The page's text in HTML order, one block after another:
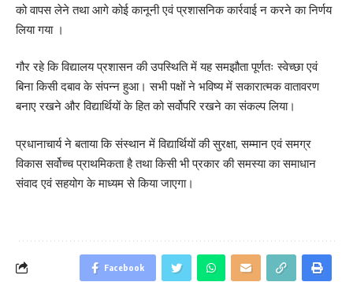
को वापस लेने तथा आगे कोई कानूनी एवं प्रशासनिक कार्रवाई न करने का निर्णय
लिया गया ।
गौर रहे कि विद्यालय प्रशासन की उपस्थिति में यह समझौता पूर्णतः स्वेच्छा एवं
बिना किसी दबाव के संपन्न हुआ। सभी पक्षों ने भविष्य में सकारात्मक वातावरण
बनाए रखने और विद्यार्थियों के हित को सर्वोपरि रखने का संकल्प लिया।
प्रधानाचार्य ने बताया कि संस्थान में विद्यार्थियों की सुरक्षा, सम्मान एवं समग्र
विकास सर्वोच्च प्राथमिकता है तथा किसी भी प्रकार की समस्या का समाधान
संवाद एवं सहयोग के माध्यम से किया जाएगा।
Facebook